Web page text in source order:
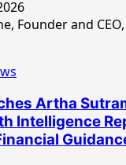
Artha
Intelligence